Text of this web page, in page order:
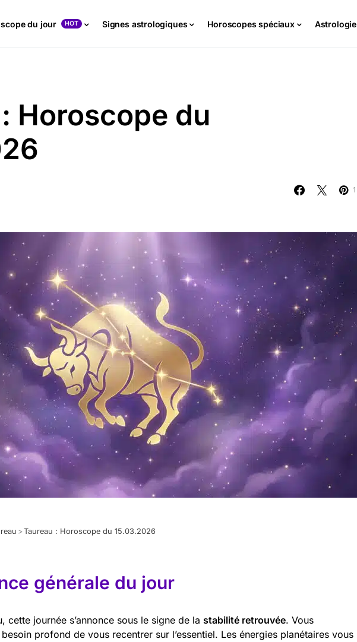
du jour HOT Signes astrologiques Horoscopes spéciaux Astrologie
Horoscope du
1
>Taureau : Horoscope du 15.03.2026
générale du jour
cette journée s’annonce sous le signe de la stabilité retrouvée. Vous
profond de vous recentrer sur l’essentiel. Les énergies planétaires vous